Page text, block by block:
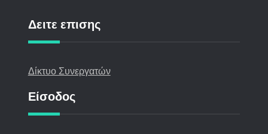
Δειτε επισης
Δίκτυο Συνεργατών
Είσοδος